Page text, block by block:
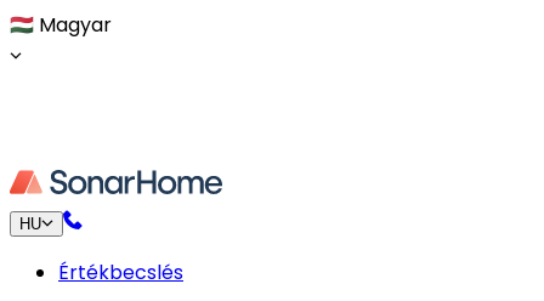
🇭🇺 Magyar
HU
Értékbecslés